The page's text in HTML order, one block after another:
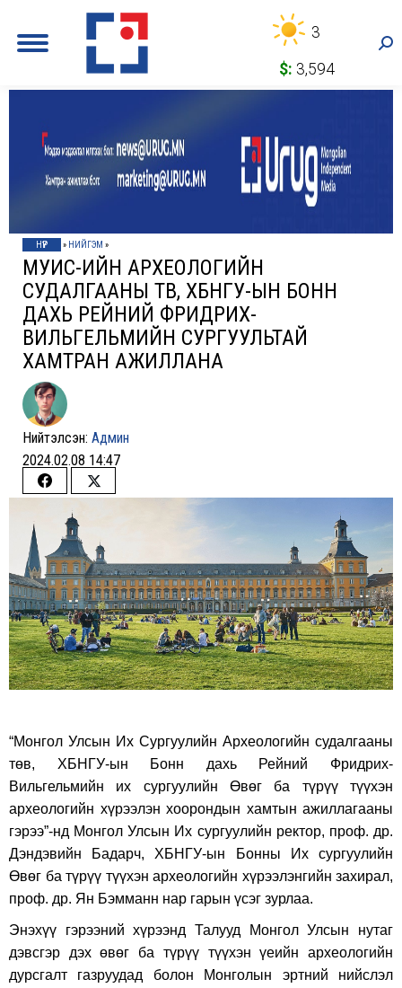
3
$: 3,594
НҮҮР » НИЙГЭМ »
МУИС-ИЙН АРХЕОЛОГИЙН
СУДАЛГААНЫ ТӨВ, ХБНГУ-ЫН БОНН
ДАХЬ РЕЙНИЙ ФРИДРИХ-
ВИЛЬГЕЛЬМИЙН СУРГУУЛЬТАЙ
ХАМТРАН АЖИЛЛАНА
Нийтэлсэн: Админ
2024.02.08 14:47
Share
Facebook
Share
Twitter
“Монгол Улсын Их Сургуулийн Археологийн судалгааны
төв, ХБНГУ-ын Бонн дахь Рейний Фридрих-
Вильгельмийн их сургуулийн Өвөг ба түрүү түүхэн
археологийн хүрээлэн хоорондын хамтын ажиллагааны
гэрээ”-нд Монгол Улсын Их сургуулийн ректор, проф. др.
Дэндэвийн Бадарч, ХБНГУ-ын Бонны Их сургуулийн
Өвөг ба түрүү түүхэн археологийн хүрээлэнгийн захирал,
проф. др. Ян Бэмманн нар гарын үсэг зурлаа.
Энэхүү гэрээний хүрээнд Талууд Монгол Улсын нутаг
дэвсгэр дэх өвөг ба түрүү түүхэн үеийн археологийн
дурсгалт газруудад болон Монголын эртний нийслэл